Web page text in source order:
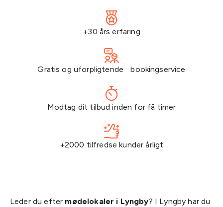
+30 års erfaring
Gratis og uforpligtende bookingservice
Modtag dit tilbud inden for få timer
+2000 tilfredse kunder årligt
Leder du efter mødelokaler i Lyngby? I Lyngby har du